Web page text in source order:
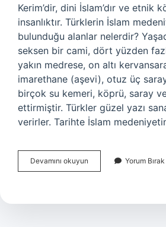
Kerim’dir, dini İslam’dır ve etnik
insanlıktır. Türklerin İslam
bulunduğu alanlar nelerdir?
seksen bir cami, dört yüzden
yakın medrese, on altı
imarethane (aşevi), otuz üç
birçok su kemeri, köprü, saray
ettirmiştir. Türkler güzel yazı
verirler. Tarihte İslam
Devamını okuyun
İSlam
Gruplar
Yorum Bırak